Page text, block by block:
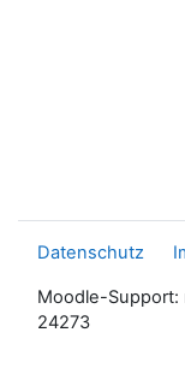
Datenschutz
Moodle-Support:
24273